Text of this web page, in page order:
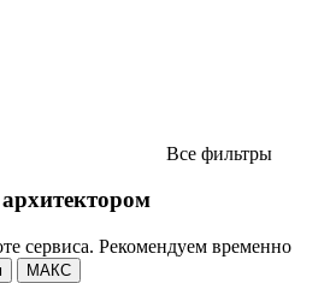
Все фильтры
архитектором
сервиса. Рекомендуем временно
МАКС